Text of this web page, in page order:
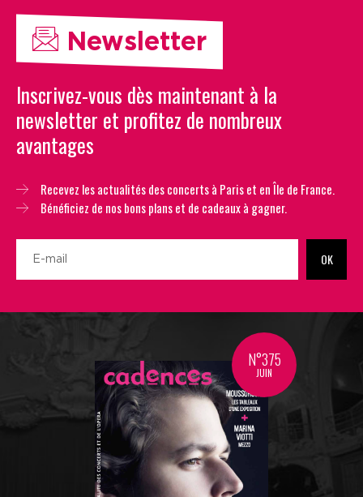
Newsletter
Inscrivez-vous dès maintenant à la
newsletter et profitez de nombreux
avantages
Recevez les actualités des concerts à Paris et en Île de France.
Bénéficiez de nos bons plans et de cadeaux à gagner.
OK
N°375
JUIN